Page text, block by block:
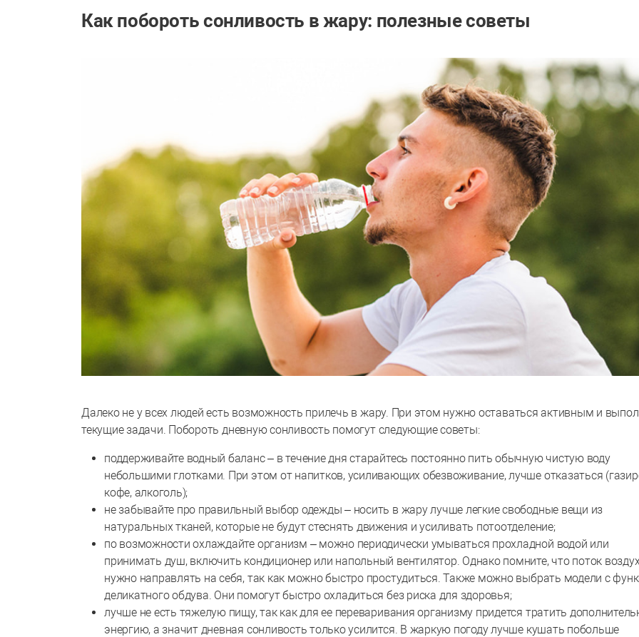
Как побороть сонливость в жару: полезные советы
Далеко не у всех людей есть возможность прилечь в жару. При этом нужно оставаться активным и
текущие задачи. Побороть дневную сонливость помогут следующие советы:
поддерживайте водный баланс – в течение дня старайтесь постоянно пить обычную чистую воду
небольшими глотками. При этом от напитков, усиливающих обезвоживание, лучше отказаться
кофе, алкоголь);
не забывайте про правильный выбор одежды – носить в жару лучше легкие свободные вещи из
натуральных тканей, которые не будут стеснять движения и усиливать потоотделение;
по возможности охлаждайте организм – можно периодически умываться прохладной водой или
принимать душ, включить кондиционер или напольный вентилятор. Однако помните, что поток
нужно направлять на себя, так как можно быстро простудиться. Также можно выбрать модели с
деликатного обдува. Они помогут быстро охладиться без риска для здоровья;
лучше не есть тяжелую пищу, так как для ее переваривания организму придется тратить
энергию, а значит дневная сонливость только усилится. В жаркую погоду лучше кушать побольше